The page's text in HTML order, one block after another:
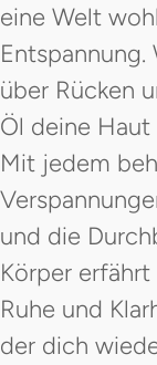
eine Welt
über Rücken
Öl deine
Mit jedem
und die
Körper
Ruhe und
der dich